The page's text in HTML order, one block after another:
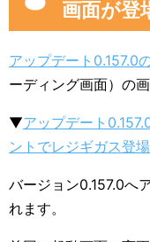
画面が登
アップデート0.157.0
ーディング画面）の
▼アップデート
ントでレジギガス登場
バージョン0.157.0へ
れます。